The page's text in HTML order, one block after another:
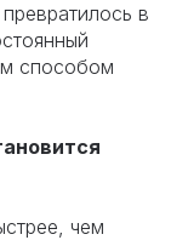
в
способом
чем